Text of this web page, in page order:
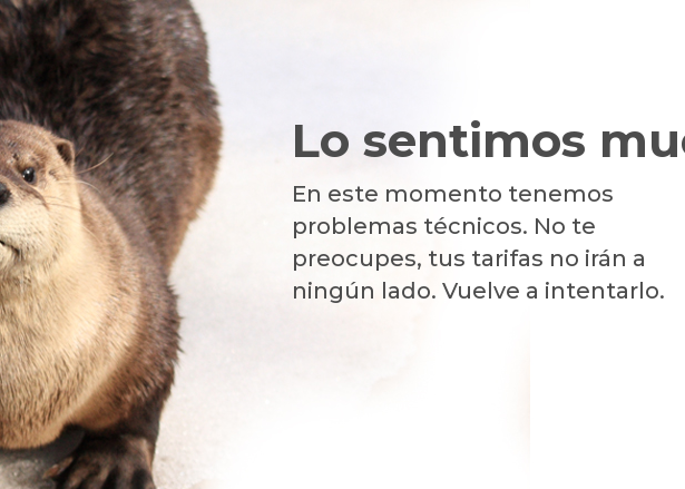
Lo sentimos
En este momento tenemos
problemas técnicos. No te
preocupes, tus tarifas no irán a
ningún lado. Vuelve a intentarlo.